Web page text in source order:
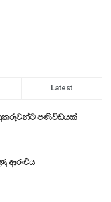
Latest
පණිවිඩයක්
ආරංචිය